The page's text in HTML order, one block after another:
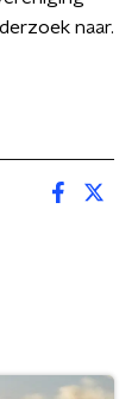
naar.